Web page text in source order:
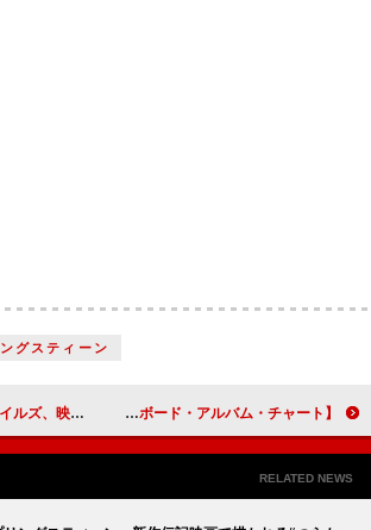
グスティーン
ントラ国内盤CDが10/1発売 【米ビルボード・アルバム・チャート】モーガン・ウォーレン通算12週目の1位、コナン・グレイ初登場3位
RELATED NEWS